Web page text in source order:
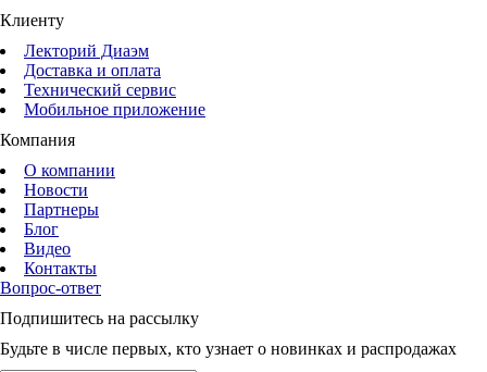
Клиенту
Лекторий Диаэм
Доставка и оплата
Технический сервис
Мобильное приложение
Компания
О компании
Новости
Партнеры
Блог
Видео
Контакты
Вопрос-ответ
Подпишитесь на рассылку
Будьте в числе первых, кто узнает о новинках и распродажах